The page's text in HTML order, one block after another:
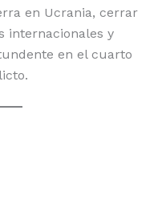
en Ucrania, cerrar
internacionales y
en el cuarto